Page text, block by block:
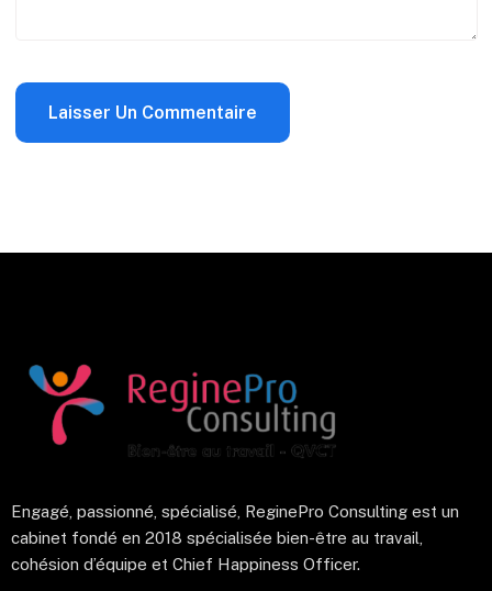
Engagé, passionné, spécialisé, ReginePro Consulting est un
cabinet fondé en 2018 spécialisée bien-être au travail,
cohésion d’équipe et Chief Happiness Officer.